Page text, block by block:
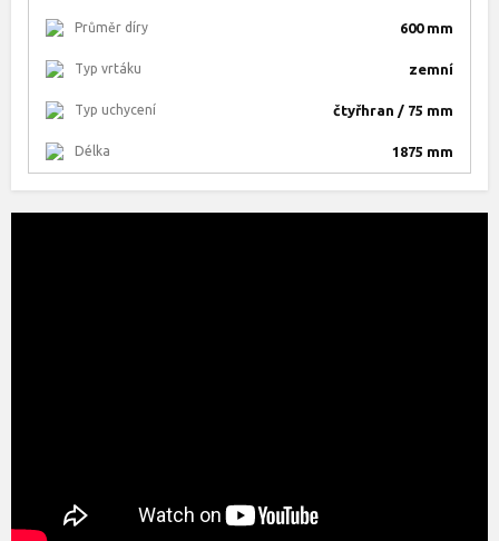
Průměr díry 600 mm
Typ vrtáku zemní
Typ uchycení čtyřhran / 75 mm
Délka 1875 mm